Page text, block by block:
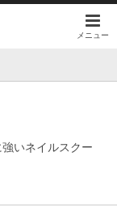
メニュー
いネイルスクー